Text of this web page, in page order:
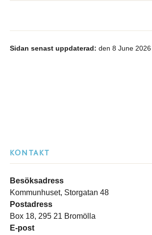
Sidan senast uppdaterad: den 8 June 2026
KONTAKT
Besöksadress
Kommunhuset, Storgatan 48
Postadress
Box 18, 295 21 Bromölla
E-post